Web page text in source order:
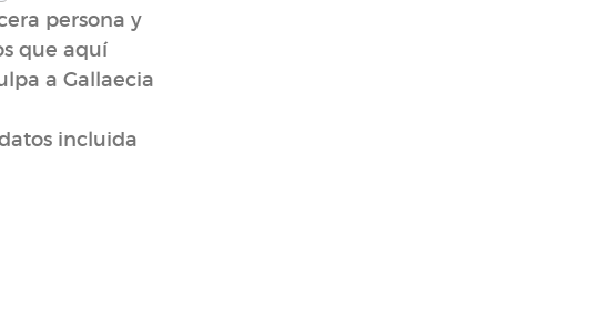
persona y
que aquí
a Gallaecia
incluida